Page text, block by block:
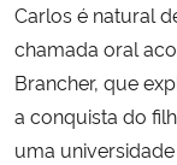
Carlos é natural
chamada oral
Brancher, que
a conquista do
uma